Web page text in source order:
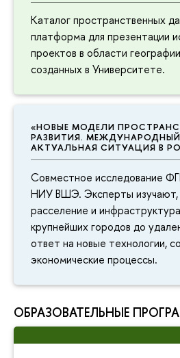
Каталог пространственных
платформа для презентации
проектов в области
созданных в Университете.
«НОВЫЕ МОДЕЛИ
РАЗВИТИЯ.
АКТУАЛЬНАЯ СИТУАЦИЯ В
Совместное исследование
НИУ ВШЭ. Эксперты изучают,
расселение и
крупнейших городов до
ответ на новые технологии,
экономические процессы.
ОБРАЗОВАТЕЛЬНЫЕ